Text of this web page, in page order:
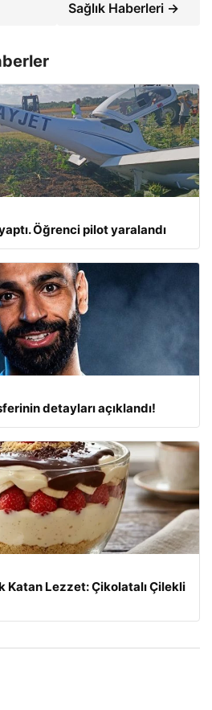
Sağlık Haberleri →
Öğrenci pilot yaralandı
detayları açıklandı!
Katan Lezzet: Çikolatalı Çilekli